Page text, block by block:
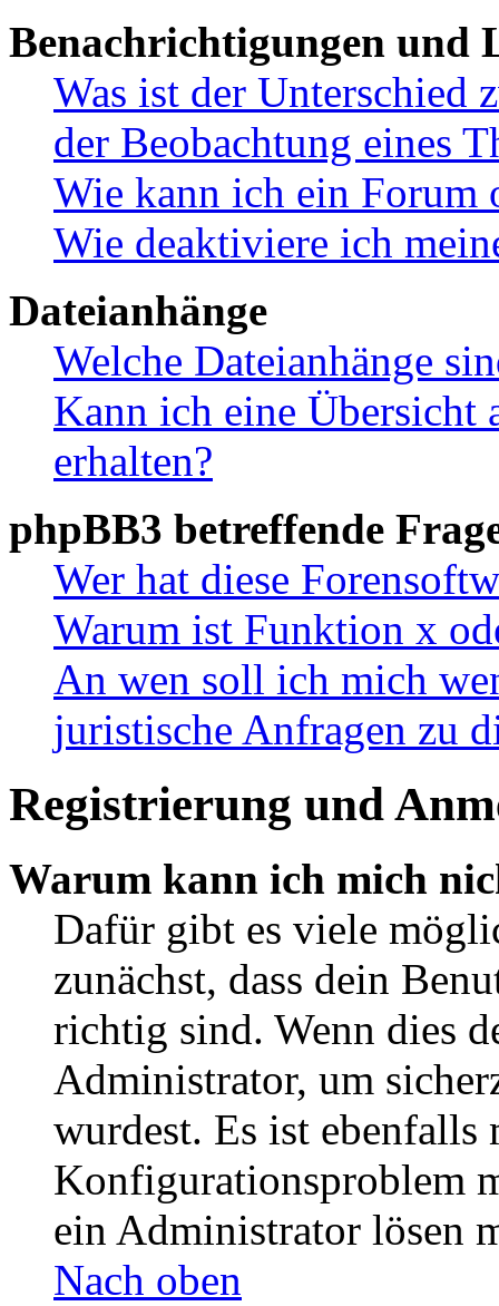
Benachrichtigungen und
Was ist der Unterschied
der Beobachtung eines
Wie kann ich ein Forum
Wie deaktiviere ich
Dateianhänge
Welche Dateianhänge
Kann ich eine Übersicht
erhalten?
phpBB3 betreffende
Wer hat diese
Warum ist Funktion x
An wen soll ich mich
juristische Anfragen zu
Registrierung und
Warum kann ich mich
Dafür gibt es viele
zunächst, dass dein
richtig sind. Wenn dies
Administrator, um
wurdest. Es ist ebenfalls
Konfigurationsproblem
ein Administrator lösen
Nach oben